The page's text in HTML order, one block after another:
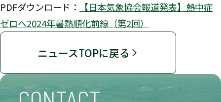
PDFダウンロード：
【日本気象協会報道発表】熱中症
ゼロへ2024年暑熱順化前線（第2回）
ニュースTOPに戻る